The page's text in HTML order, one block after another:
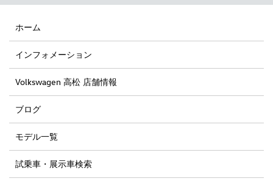
ホーム
インフォメーション
Volkswagen 高松 店舗情報
ブログ
モデル一覧
試乗車・展示車検索